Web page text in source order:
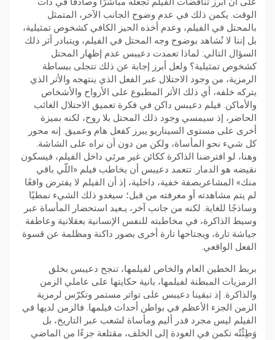
الوقت. يكمن ذلك في عدم وضوح الجانب الآخر، المتمثل
بالمحتل في الفيلم، وعدم أخذه الحيز الكافي كشخوص تمثيلية،
بل إننا لا نُشاهد بوضوح وجه المحتل في الفيلم، ويتبادر أثر ذلك
السؤال التالي: لماذا تعمدت دعيبس عدم إظهار المحتل
كشخوص تمثيلية؟ ولعل أبرز إجابة عن ذلك تتجلى ببساطة
الرمزية، من وجود الاحتلال عبر الفعل الذي ينتهجه والأثر الذي
يتركه خلفه، أي ذلك الأثر المطبوع على الأرواح والأشخاص
والأماكن. فيلم دعيبس داكن في فكرة تعميق الاحتلال الغائب
الحاضر، إذ سيمسي وجود ذلك المحتل بلا روح، لكنه بميزة
أخرى على مستوى السيناريو يبرز كفعل هام وعميق. إنه محور
كل شيء نحو المأساة، ولكن من دون أن نراه على الشاشة.
وهنا، لو افترضنا الذاكرة ككائن غير مرئي داخل الفيلم، فيسكون
نقيضه هو الدمار. تتعمد دعيبس أن يخاطب فيلم «اللّي باقي
منك» المشاعربصفة خفية، داخلية، إذ أن الفيلم لا يفترض واقعًا
لم يتم مشاهدته أو معرفته من قبل؛ سيغدو ذلك الشيء نمطيًا
وساذجًا للغاية. لكنه من جانب آخر، يـعيد استحضار المأساة عبر
وسيط الذاكرة، في مخاطبته للنفس الإنسانية بعقلانية وعاطفة
جياشة تارة، ويجتاحها تارة أخرى بصور داكنة ومظلمة عن قسوة
الفعل الواقعي.
بربط الخطين العام والخاص لفيلمها، تنجح دعيبس بخلق
الرمزيات المبطنة لفيلمها، بانية حكايتها على عاملي الزمن
والذاكرة. إذ تبقينا دعيبس على تواتر مستمر وتكرّس لرمزية
الزمن الجزء الأعظم في بواطن أحداث فيلمها. فالزمن لديها في
الفيلم ليس مجرد قدر أليم ومأساة لشعب عبر التاريخ، بل
وَطِئْتُه تكمن في العودة إلى الخلف، مقتلعة جزءًا من الماضي